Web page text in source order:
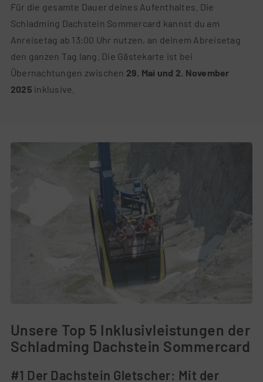
Für die gesamte Dauer deines Aufenthaltes. Die
Schladming Dachstein Sommercard kannst du am
Anreisetag ab 13:00 Uhr nutzen, an deinem Abreisetag
den ganzen Tag lang. Die Gästekarte ist bei
Übernachtungen zwischen 29. Mai und 2. November
2025 inklusive.
Unsere Top 5 Inklusivleistungen der
Schladming Dachstein Sommercard
#1 Der Dachstein Gletscher: Mit der